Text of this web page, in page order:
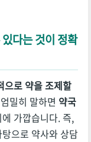
다는 것이 정확
으로 약을 조제할
밀히 말하면 약국
가깝습니다. 즉,
으로 약사와 상담